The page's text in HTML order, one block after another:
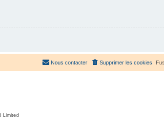
Supprimer les cookies
Nous contacter
Limited